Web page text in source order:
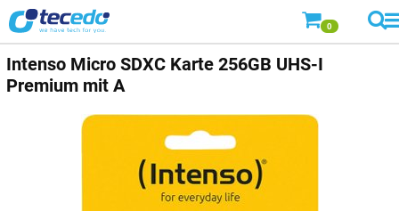
0
Intenso Micro SDXC Karte 256GB UHS-I
Premium mit A